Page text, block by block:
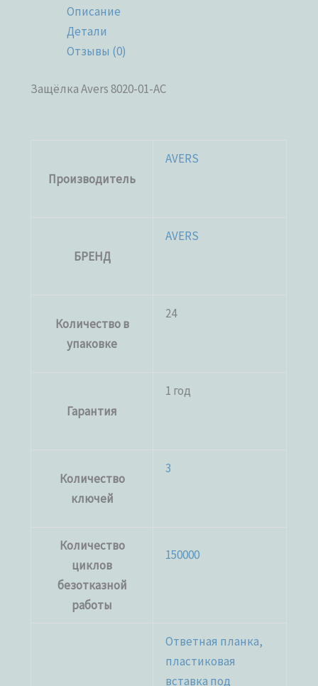
Описание
Детали
Отзывы (0)
Защёлка Avers 8020-01-AC
Производитель
AVERS
БРЕНД
AVERS
Количество в
упаковке
24
Гарантия
1 год
Количество
ключей
3
Количество
циклов
безотказной
работы
150000
Ответная планка,
пластиковая
вставка под